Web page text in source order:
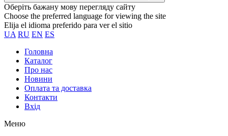
Оберіть бажану мову перегляду сайту
Choose the preferred language for viewing the site
Elija el idioma preferido para ver el sitio
UA RU EN ES
Головна
Каталог
Про нас
Новини
Оплата та доставка
Контакти
Вхiд
Меню